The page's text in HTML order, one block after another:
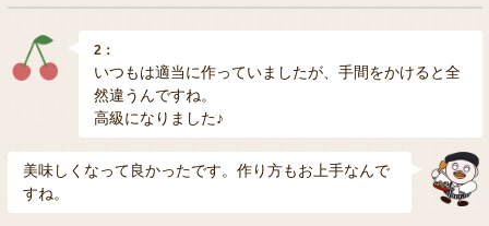
2：
いつもは適当に作っていましたが、手間をかけると全
然違うんですね。
高級になりました♪
美味しくなって良かったです。作り方もお上手なんで
すね。